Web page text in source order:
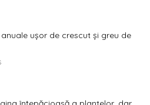
ușor de crescut și greu de